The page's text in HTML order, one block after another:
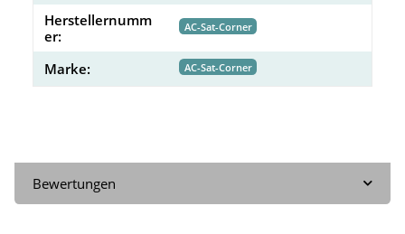
Herstellernumm
er:
AC-Sat-Corner
Marke: AC-Sat-Corner
Bewertungen